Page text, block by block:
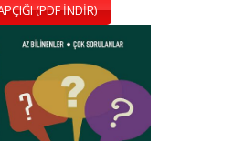
(PDF İNDİR)